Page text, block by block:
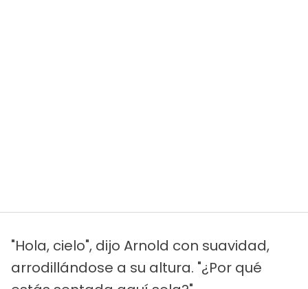
"Hola, cielo", dijo Arnold con suavidad,
arrodillándose a su altura. "¿Por qué